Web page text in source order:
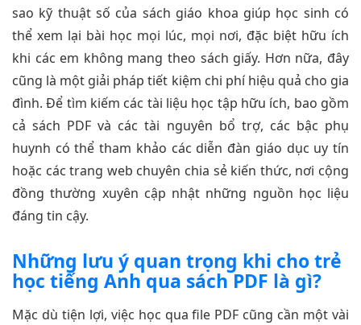
sao kỹ thuật số của sách giáo khoa giúp học sinh có
thể xem lại bài học mọi lúc, mọi nơi, đặc biệt hữu ích
khi các em không mang theo sách giấy. Hơn nữa, đây
cũng là một giải pháp tiết kiệm chi phí hiệu quả cho gia
đình. Để tìm kiếm các tài liệu học tập hữu ích, bao gồm
cả sách PDF và các tài nguyên bổ trợ, các bậc phụ
huynh có thể tham khảo các diễn đàn giáo dục uy tín
hoặc các trang web chuyên chia sẻ kiến thức, nơi cộng
đồng thường xuyên cập nhật những nguồn học liệu
đáng tin cậy.
Những lưu ý quan trọng khi cho trẻ
học tiếng Anh qua sách PDF là gì?
Mặc dù tiện lợi, việc học qua file PDF cũng cần một vài